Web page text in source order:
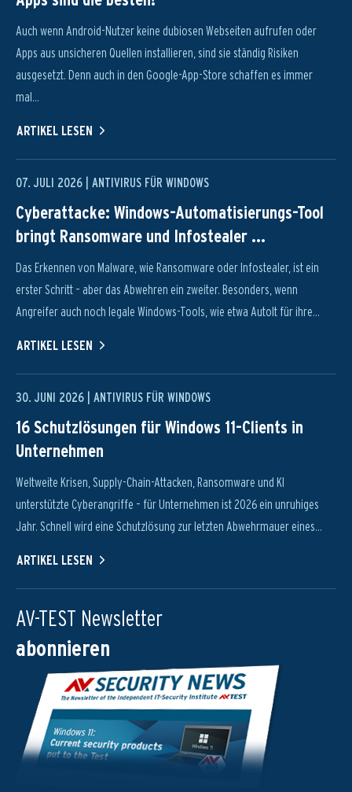
Auch wenn Android-Nutzer keine dubiosen Webseiten aufrufen oder
Apps aus unsicheren Quellen installieren, sind sie ständig Risiken
ausgesetzt. Denn auch in den Google-App-Store schaffen es immer
mal...
ARTIKEL LESEN
07. JULI 2026 | ANTIVIRUS FÜR WINDOWS
Cyberattacke: Windows-Automatisierungs-Tool
bringt Ransomware und Infostealer ...
Das Erkennen von Malware, wie Ransomware oder Infostealer, ist ein
erster Schritt – aber das Abwehren ein zweiter. Besonders, wenn
Angreifer auch noch legale Windows-Tools, wie etwa AutoIt für ihre...
ARTIKEL LESEN
30. JUNI 2026 | ANTIVIRUS FÜR WINDOWS
16 Schutzlösungen für Windows 11-Clients in
Unternehmen
Weltweite Krisen, Supply-Chain-Attacken, Ransomware und KI
unterstützte Cyberangriffe – für Unternehmen ist 2026 ein unruhiges
Jahr. Schnell wird eine Schutzlösung zur letzten Abwehrmauer eines...
ARTIKEL LESEN
AV-TEST Newsletter
abonnieren